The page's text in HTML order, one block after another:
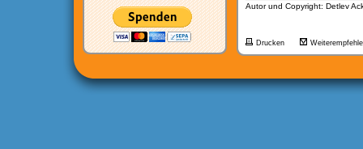
Autor und Copyright: Detlev
Drucken